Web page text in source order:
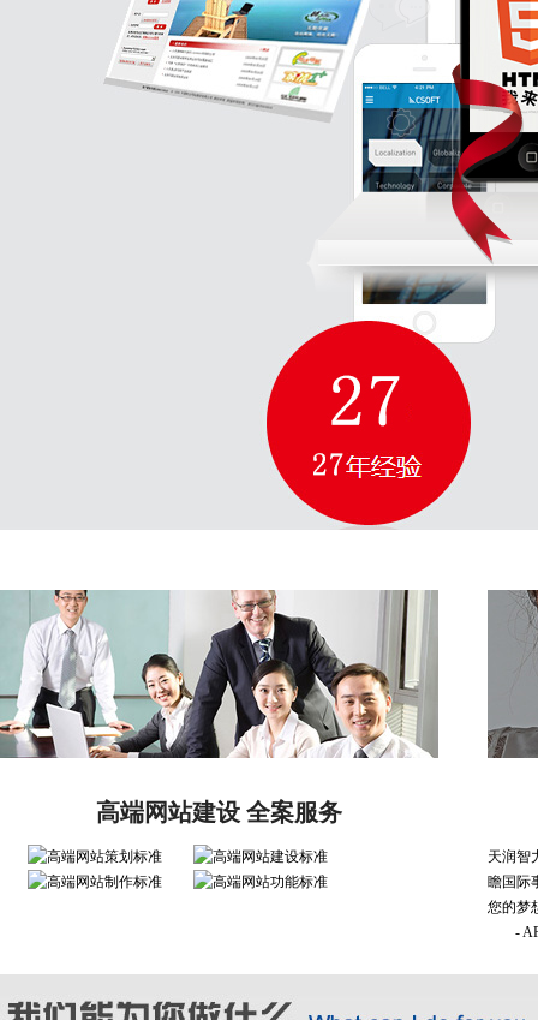
高端网站建设 全案服务
天润智
瞻国际
您的梦
-